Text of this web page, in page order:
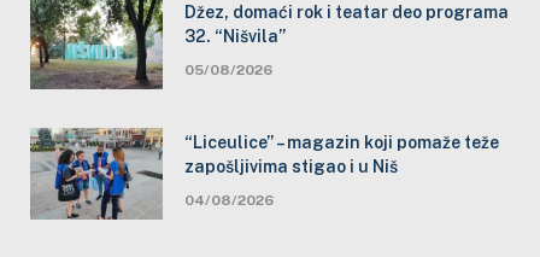
Džez, domaći rok i teatar deo programa
32. “Nišvila”
05/08/2026
“Liceulice” – magazin koji pomaže teže
zapošljivima stigao i u Niš
04/08/2026